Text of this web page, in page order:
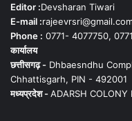
Editor :Devsharan Tiwari
E-mail :
Phone : 0771- 4077750,
कार्यालय
छत्तीसगढ़ - Dhbaesndhu
Chhattisgarh, PIN - 492001
मध्यप्रदेश -ADARSH